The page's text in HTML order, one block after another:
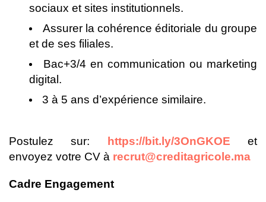
sociaux et sites institutionnels.
Assurer la cohérence éditoriale du groupe
et de ses filiales.
Bac+3/4 en communication ou marketing
digital.
3 à 5 ans d’expérience similaire.
Postulez sur: https://bit.ly/3OnGKOE et
envoyez votre CV à recrut@creditagricole.ma
Cadre Engagement